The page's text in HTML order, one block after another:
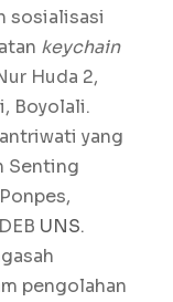
sosialisasi
keychain
Huda 2,
Boyolali.
yang
Senting
UNS.
pengolahan